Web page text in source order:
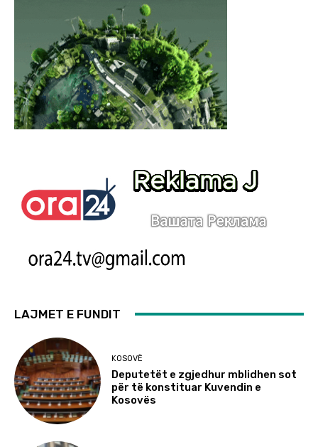
LAJMET E FUNDIT
KOSOVË
Deputetët e zgjedhur mblidhen sot
për të konstituar Kuvendin e
Kosovës